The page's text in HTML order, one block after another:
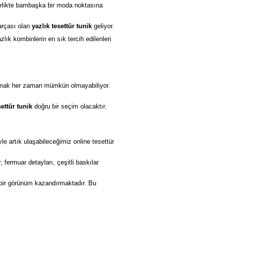
bambaşka bir moda noktasına
olan yazlık tesettür tunik geliyor.
kombinlerin en sık tercih edilenleri
her zaman mümkün olmayabiliyor.
tunik doğru bir seçim olacaktır.
artık ulaşabileceğimiz online tesettür
fermuar detayları, çeşitli baskılar
görünüm kazandırmaktadır. Bu